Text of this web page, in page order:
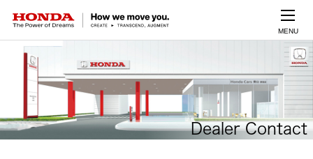
MENU
Dealer Contact